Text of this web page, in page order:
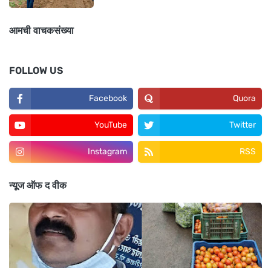
आमची वाचकसंख्या
FOLLOW US
Facebook Quora
YouTube Twitter
Instagram RSS
न्यूज ऑफ द वीक